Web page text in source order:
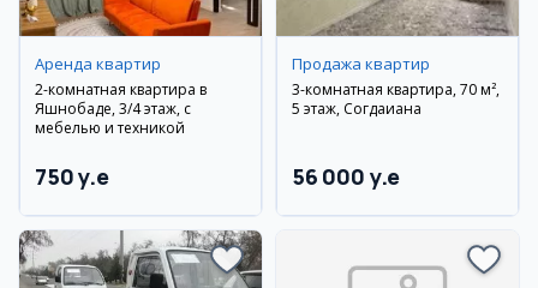
Аренда квартир
2-комнатная квартира в
Яшнобаде, 3/4 этаж, с
мебелью и техникой
750 y.e
Продажа квартир
3-комнатная квартира, 70 м²,
5 этаж, Согдаиана
56 000 y.e